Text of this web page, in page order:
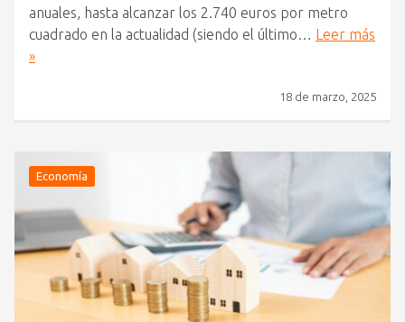
anuales, hasta alcanzar los 2.740 euros por metro
cuadrado en la actualidad (siendo el último… Leer más
»
18 de marzo, 2025
Economía